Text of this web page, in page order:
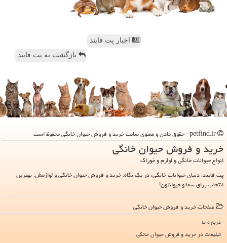
اخبار پت فایند
بازگشت به پت فایند
خرید و فروش حیوان خانگی
انواع حیوانات خانگی و لوازم و خوراک
پت فایند، دنیای حیوانات خانگی، در یک نگاه. خرید و فروش حیوان خانگی و لوازمش: بهترین
انتخاب برای شما و حیوانتون!
صفحات خرید و فروش حیوان خانگی
درباره ما
تبلیغات در خرید و فروش حیوان خانگی